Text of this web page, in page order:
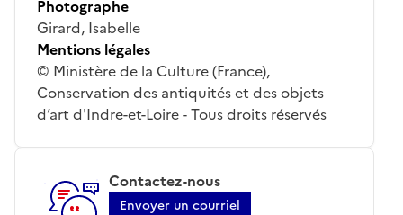
Photographe
Girard, Isabelle
Mentions légales
© Ministère de la Culture (France),
Conservation des antiquités et des objets
d’art d'Indre-et-Loire - Tous droits réservés
Contactez-nous
Envoyer un courriel